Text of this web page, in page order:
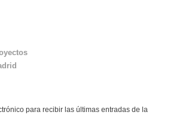
para recibir las últimas entradas de la